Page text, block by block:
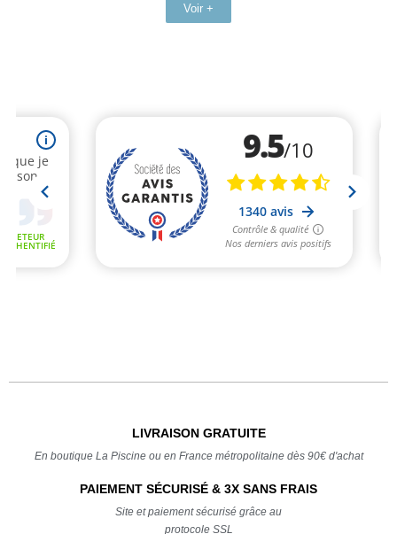
Voir +
LIVRAISON GRATUITE
En boutique La Piscine ou en France métropolitaine dès 90€ d'achat
PAIEMENT SÉCURISÉ & 3X SANS FRAIS
Site et paiement sécurisé grâce au
protocole SSL